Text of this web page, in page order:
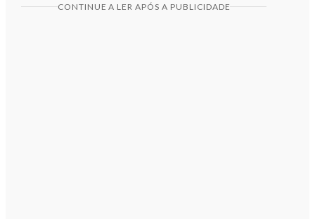
CONTINUE A LER APÓS A PUBLICIDADE